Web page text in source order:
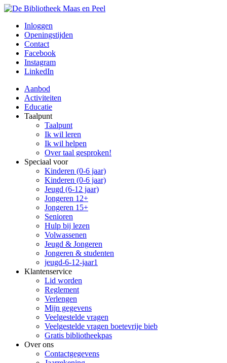
Inloggen
Openingstijden
Contact
Facebook
Instagram
LinkedIn
Aanbod
Activiteiten
Educatie
Taalpunt
Taalpunt
Ik wil leren
Ik wil helpen
Over taal gesproken!
Speciaal voor
Kinderen (0-6 jaar)
Kinderen (0-6 jaar)
Jeugd (6-12 jaar)
Jongeren 12+
Jongeren 15+
Senioren
Hulp bij lezen
Volwassenen
Jeugd & Jongeren
Jongeren & studenten
jeugd-6-12-jaar1
Klantenservice
Lid worden
Reglement
Verlengen
Mijn gegevens
Veelgestelde vragen
Veelgestelde vragen boetevrije bieb
Gratis bibliotheekpas
Over ons
Contactgegevens